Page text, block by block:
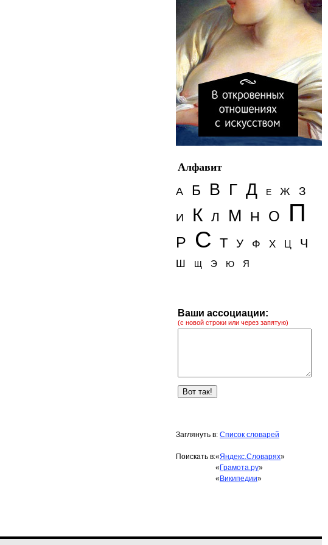
Алфавит
А
Б В Г Д Е Ж З
И К Л М Н О П
Р С Т У Ф Х Ц Ч
Ш Щ Э Ю Я
Ваши ассоциации:
(с новой строки или через запятую)
Заглянуть в: Список словарей
Поискать в:«Яндекс.Словарях»
« Грамота.ру»
« Википедии»